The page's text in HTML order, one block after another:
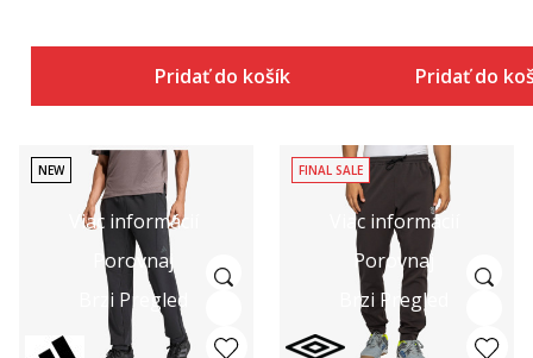
Pridať do košíka Pridať do
Viac informácií
Porovnaj
Brzi Pregled
NEW
Viac informácií
Porovnaj
Brzi Pregled
FINAL SALE